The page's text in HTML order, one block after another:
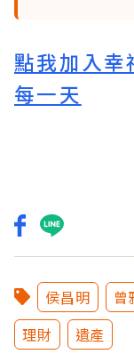
點我加入幸
每一天
侯昌明 曾
理財
遺產